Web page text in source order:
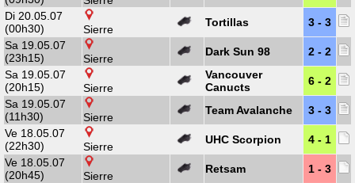
Di 20.05.07
(00h30)
Sierre
Tortillas
3 - 3
Sa 19.05.07
(23h15)
Sierre
Dark Sun 98
2 - 2
Sa 19.05.07
(20h15)
Sierre
Vancouver
Canucts
6 - 2
Sa 19.05.07
(11h30)
Sierre
Team Avalanche
3 - 3
Ve 18.05.07
(22h30)
Sierre
UHC Scorpion
4 - 1
Ve 18.05.07
(20h45)
Sierre
Retsam
1 - 3